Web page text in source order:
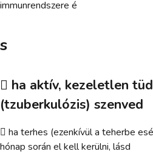
immunrendszere é
s
 ha aktív, kezeletlen
(tzuberkulózis) szenved
 ha terhes (ezenkívül a teherbe
hónap során el kell kerülni, lásd